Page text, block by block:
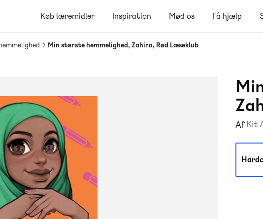
Køb læremidler Inspiration Mød os Få hjælp
Min største hemmelighed, Zahira, Rød Læseklub
Af Kit